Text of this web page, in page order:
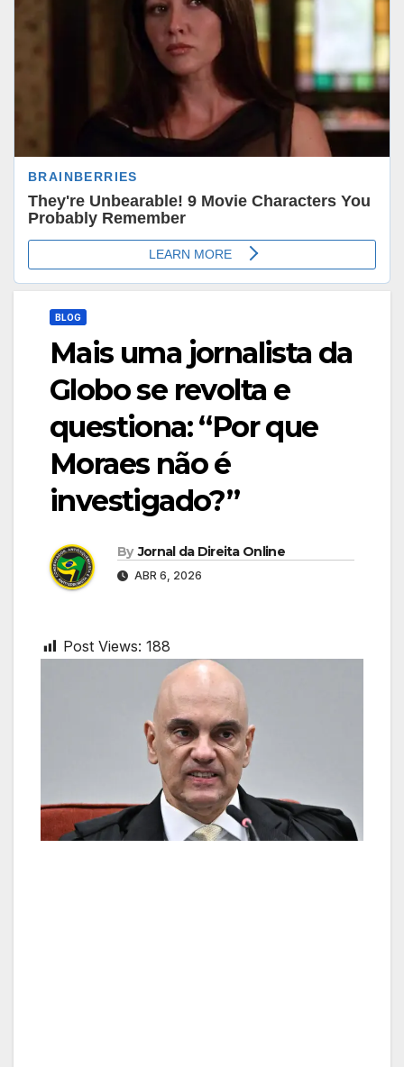
BLOG
Mais uma jornalista da
Globo se revolta e
questiona: “Por que
Moraes não é
investigado?”
By Jornal da Direita Online
ABR 6, 2026
Post Views: 188